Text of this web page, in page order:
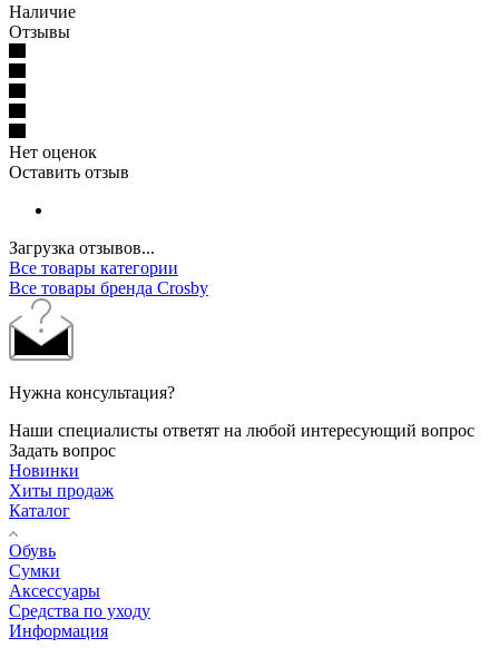
Наличие
Отзывы
Нет оценок
Оставить отзыв
Загрузка отзывов...
Все товары категории
Все товары бренда Crosby
Нужна консультация?
Наши специалисты ответят на любой интересующий вопрос
Задать вопрос
Новинки
Хиты продаж
Каталог
Обувь
Сумки
Аксессуары
Средства по уходу
Информация